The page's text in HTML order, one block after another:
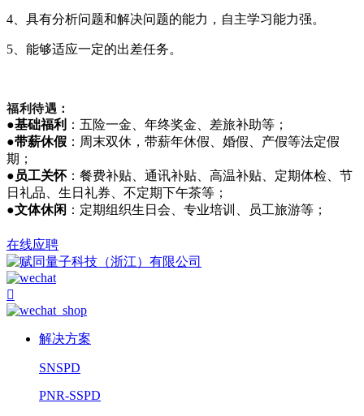
4、具有分析问题和解决问题的能力，自主学习能力强。
5、能够适应一定的出差任务。
福利待遇：
●基础福利 ：五险一金、年终奖金、差旅补助等；
●带薪休假 ：周末双休，带薪年休假、婚假、产假等法定假
期；
● 员工关怀：餐费补贴、通讯补贴、高温补贴、定期体检、节
日礼品、生日礼券、不定期下午茶等；
●文体休闲 ：定期组织生日会、专业培训、员工旅游等；
在线应聘

解决方案
SNSPD
PNR-SSPD